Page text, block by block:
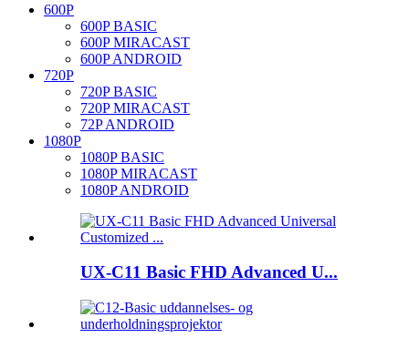
600P
600P BASIC
600P MIRACAST
600P ANDROID
720P
720P BASIC
720P MIRACAST
72P ANDROID
1080P
1080P BASIC
1080P MIRACAST
1080P ANDROID
UX-C11 Basic FHD Advanced U...